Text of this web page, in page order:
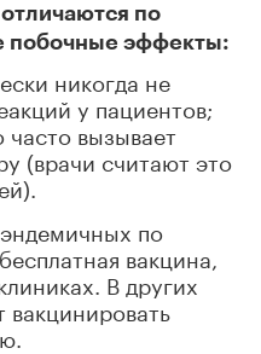
по
побочные эффекты:
никогда не
у пациентов;
вызывает
(врачи считают это
по
вакцина,
В других
вакцинировать